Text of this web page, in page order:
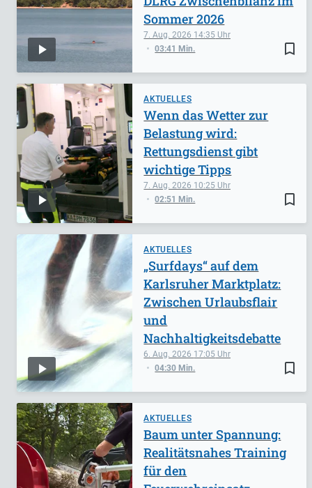
bookmark_border
7. Aug. 2026 14:35
03:41 Min.
Sommer 2026
AKTUELLES
bookmark_border
7. Aug. 2026 10:25
02:51 Min.
Wenn das Wetter zur
Belastung wird:
Rettungsdienst gibt
wichtige Tipps
AKTUELLES
bookmark_border
6. Aug. 2026 17:05
04:30 Min.
„Surfdays“ auf dem
Karlsruher Marktplatz:
Zwischen Urlaubsflair
und
Nachhaltigkeitsdebatte
AKTUELLES
Baum unter Spannung:
Realitätsnahes Training
für den